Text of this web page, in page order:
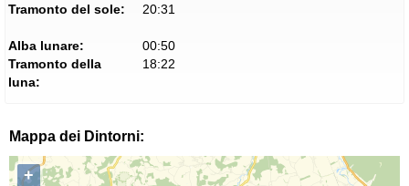
Tramonto del sole:
20:31
Alba lunare:
00:50
Tramonto della
luna:
18:22
Mappa dei Dintorni:
+